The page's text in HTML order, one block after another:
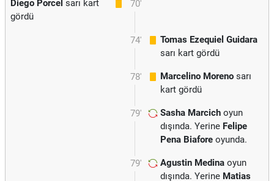
70'
Diego Porcel sarı kart
gördü
74'
Tomas Ezequiel Guidara
sarı kart gördü
78' Marcelino Moreno sarı
kart gördü
79' Sasha Marcich oyun
dışında. Yerine Felipe
Pena Biafore oyunda.
79' Agustin Medina oyun
dışında. Yerine Matias